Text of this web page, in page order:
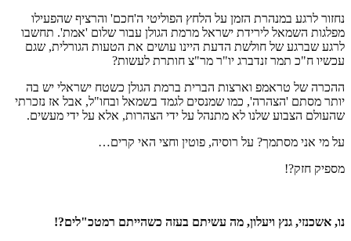
נחזור לרגע במנהרת הזמן על הלחץ הפוליטי ה'חכם' והרציף שהפעילו
מפלגות השמאל לירידת ישראל מרמת הגולן עבור שלום 'אמת'. תחשבו
לרגע שברגע של חולשת הדעת היינו עושים את הטעות הגורלית, שגם
עכשיו ח"כ תמר זנדברג יו"ר מר"צ חותרת לעשות?
ההכרה של טראמפ וארצות הברית ברמת הגולן כשטח ישראלי יש בה
יותר מסתם 'הצהרה', כמו שמנסים לגמד בשמאל ובחו"ל, אבל אז נזכרתי
שהעולם הצבוע שלנו לא מתנהל על ידי הצהרות, אלא על ידי מעשים.
על מי אני מסתמך? על רוסיה, פוטין וחצי האי קרים…
מספיק חזק?!
נו, אשכנזי, גנץ ויעלון, מה עשיתם בעזה כשהייתם רמטכ"לים?!